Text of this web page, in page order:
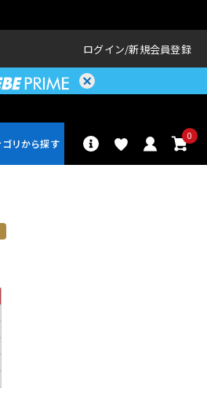
ログイン 新規会員登録
0